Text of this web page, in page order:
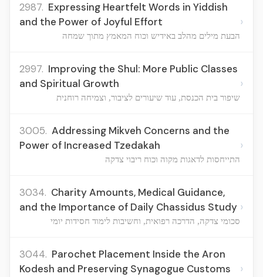
2987. Expressing Heartfelt Words in Yiddish
and the Power of Joyful Effort
הבעת מילים מהלב באידיש וכוח המאמץ מתוך שמחה
›
2997. Improving the Shul: More Public Classes
and Spiritual Growth
שיפור בית הכנסת, עוד שיעורים לציבור, וצמיחה רוחנית
›
3005. Addressing Mikveh Concerns and the
Power of Increased Tzedakah
התייחסות לדאגות מקוה וכוח ריבוי צדקה
›
3034. Charity Amounts, Medical Guidance,
and the Importance of Daily Chassidus Study
סכומי צדקה, הדרכה רפואית, וחשיבות לימוד חסידות יומי
›
3044. Parochet Placement Inside the Aron
Kodesh and Preserving Synagogue Customs
›